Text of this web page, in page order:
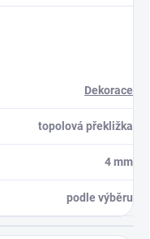
Dekorace
topolová překližka
4 mm
podle výběru